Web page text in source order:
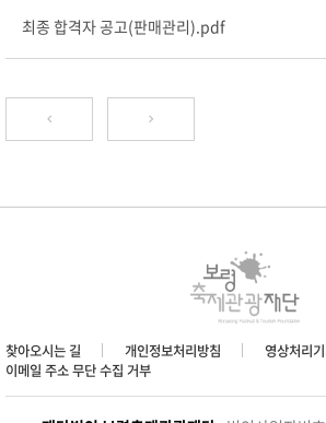
최종 합격자 공고(판매관리).pdf
찾아오시는 길 개인정보처리방침
영상처리
이메일 주소 무단 수집 거부